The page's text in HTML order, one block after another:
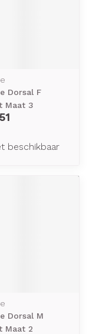
Dorsal F
Maat 3
beschikbaar
Dorsal M
Maat 2